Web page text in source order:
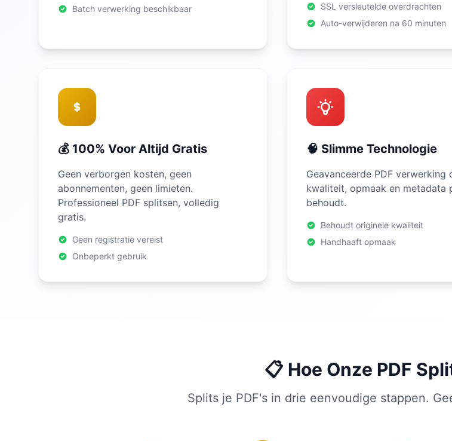
Batch verwerking beschikbaar
SSL versleutelde overdrachten
Auto-verwijderen na 60 minuten
💰 100% Voor Altijd Gratis
Geen verborgen kosten, geen
abonnementen, geen limieten.
Professioneel PDF splitsen, volledig
gratis.
Geen registratie vereist
Onbeperkt gebruik
🧠 Slimme Technologie
Geavanceerde PDF verwerking
kwaliteit, opmaak en metadata
behoudt.
Behoudt originele kwaliteit
Handhaaft opmaak
📋 Hoe Onze PDF
Splits je PDF's in drie eenvoudige stappen.